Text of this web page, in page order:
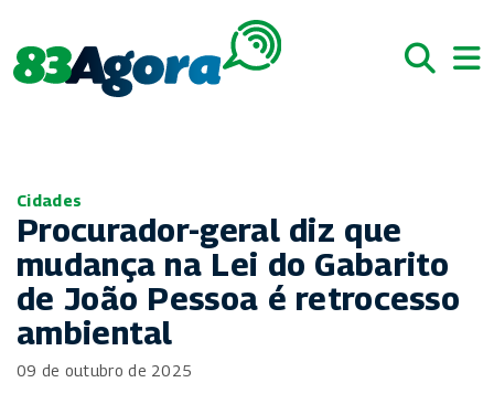
Cidades
Procurador-geral diz que
mudança na Lei do Gabarito
de João Pessoa é retrocesso
ambiental
09 de outubro de 2025